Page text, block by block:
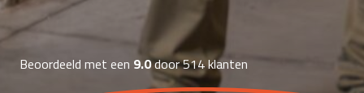
Beoordeeld met een 9.0door 514 klanten